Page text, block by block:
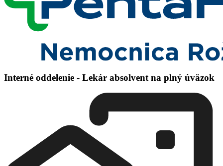
Interné oddelenie - Lekár absolvent na plný úväzok